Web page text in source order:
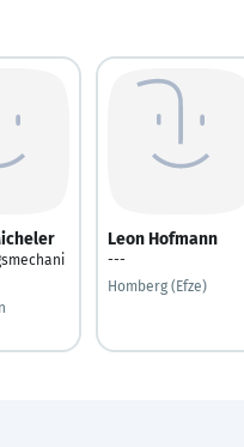
Leon Hofmann
---
Homberg (Efze)